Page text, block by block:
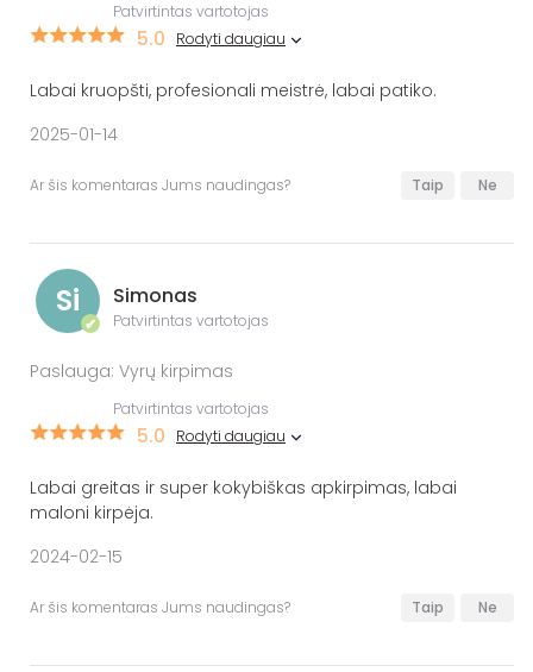
Patvirtintas vartotojas
5.0 Rodyti daugiau
Labai kruopšti, profesionali meistrė, labai patiko.
2025-01-14
Ar šis komentaras Jums naudingas? Taip Ne
Si
✔
Simonas
Patvirtintas vartotojas
Paslauga: Vyrų kirpimas
Patvirtintas vartotojas
5.0 Rodyti daugiau
Labai greitas ir super kokybiškas apkirpimas, labai
maloni kirpėja.
2024-02-15
Ar šis komentaras Jums naudingas? Taip Ne